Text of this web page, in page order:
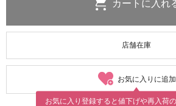
店舗在庫
お気に入りに追加
お気に入り登録すると値下げや再入荷